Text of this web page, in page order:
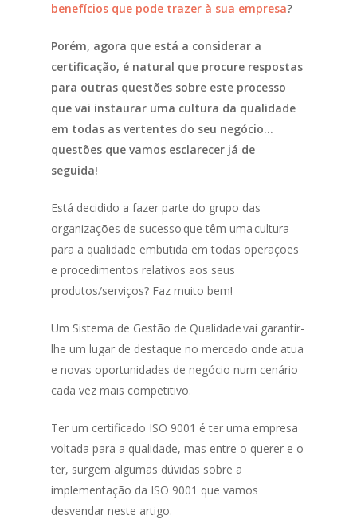
benefícios que pode trazer à sua empresa?
Porém, agora que está a considerar a
certificação, é natural que procure respostas
para outras questões sobre este processo
que vai instaurar uma cultura da qualidade
em todas as vertentes do seu negócio…
questões que vamos esclarecer já de
seguida!
Está decidido a fazer parte do grupo das
organizações de sucesso que têm uma cultura
para a qualidade embutida em todas operações
e procedimentos relativos aos seus
produtos/serviços? Faz muito bem!
Um Sistema de Gestão de Qualidade vai garantir-
lhe um lugar de destaque no mercado onde atua
e novas oportunidades de negócio num cenário
cada vez mais competitivo.
Ter um certificado ISO 9001 é ter uma empresa
voltada para a qualidade, mas entre o querer e o
ter, surgem algumas dúvidas sobre a
implementação da ISO 9001 que vamos
desvendar neste artigo.